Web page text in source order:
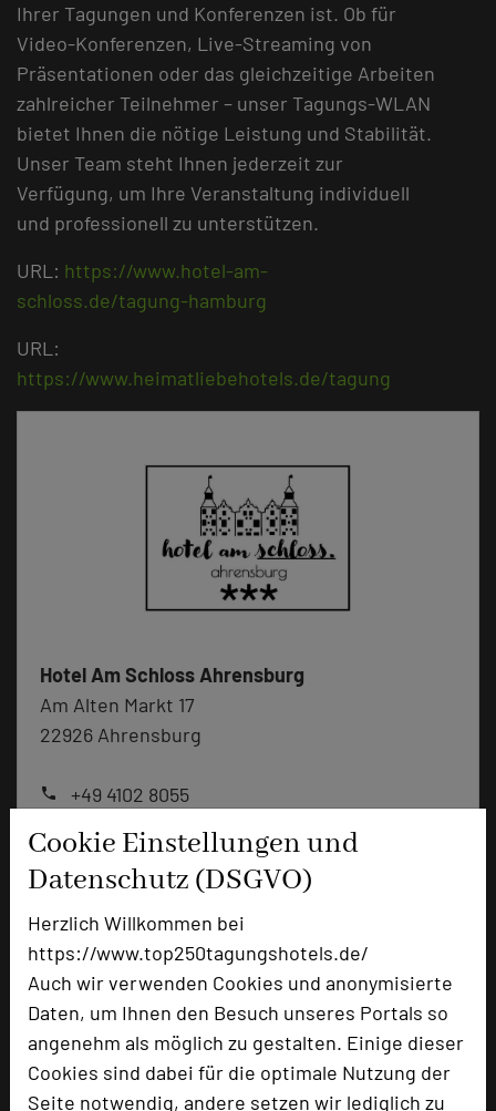
Cookie Einstellungen und
Datenschutz (DSGVO)
Herzlich Willkommen bei
https://www.top250tagungshotels.de/
Auch wir verwenden Cookies und anonymisierte
Daten, um Ihnen den Besuch unseres Portals so
angenehm als möglich zu gestalten. Einige dieser
Cookies sind dabei für die optimale Nutzung der
Seite notwendig, andere setzen wir lediglich zu
Ihrer Tagungen und Konferenzen ist. Ob für
Video-Konferenzen, Live-Streaming von
Präsentationen oder das gleichzeitige Arbeiten
zahlreicher Teilnehmer – unser Tagungs-WLAN
bietet Ihnen die nötige Leistung und Stabilität.
Unser Team steht Ihnen jederzeit zur
Verfügung, um Ihre Veranstaltung individuell
und professionell zu unterstützen.
URL: https://www.hotel-am-
schloss.de/tagung-hamburg
URL:
https://www.heimatliebehotels.de/tagung
Hotel Am Schloss Ahrensburg
Am Alten Markt 17
22926 Ahrensburg
phone +49 4102 8055
language Homepage
Bewertung